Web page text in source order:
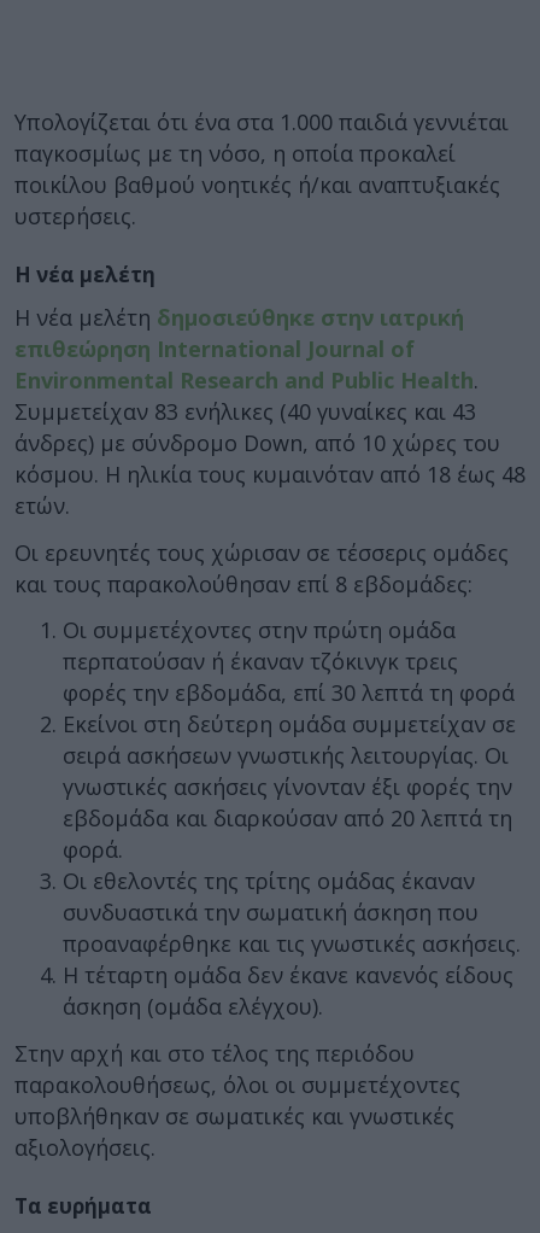
Υπολογίζεται ότι ένα στα 1.000 παιδιά γεννιέται
παγκοσμίως με τη νόσο, η οποία προκαλεί
ποικίλου βαθμού νοητικές ή/και αναπτυξιακές
υστερήσεις.
Η νέα μελέτη
Η νέα μελέτη δημοσιεύθηκε στην ιατρική
επιθεώρηση International Journal of
Environmental Research and Public Health.
Συμμετείχαν 83 ενήλικες (40 γυναίκες και 43
άνδρες) με σύνδρομο Down, από 10 χώρες του
κόσμου. Η ηλικία τους κυμαινόταν από 18 έως 48
ετών.
Οι ερευνητές τους χώρισαν σε τέσσερις ομάδες
και τους παρακολούθησαν επί 8 εβδομάδες:
Οι συμμετέχοντες στην πρώτη ομάδα
περπατούσαν ή έκαναν τζόκινγκ τρεις
φορές την εβδομάδα, επί 30 λεπτά τη φορά
Εκείνοι στη δεύτερη ομάδα συμμετείχαν σε
σειρά ασκήσεων γνωστικής λειτουργίας. Οι
γνωστικές ασκήσεις γίνονταν έξι φορές την
εβδομάδα και διαρκούσαν από 20 λεπτά τη
φορά.
Οι εθελοντές της τρίτης ομάδας έκαναν
συνδυαστικά την σωματική άσκηση που
προαναφέρθηκε και τις γνωστικές ασκήσεις.
Η τέταρτη ομάδα δεν έκανε κανενός είδους
άσκηση (ομάδα ελέγχου).
Στην αρχή και στο τέλος της περιόδου
παρακολουθήσεως, όλοι οι συμμετέχοντες
υποβλήθηκαν σε σωματικές και γνωστικές
αξιολογήσεις.
Τα ευρήματα